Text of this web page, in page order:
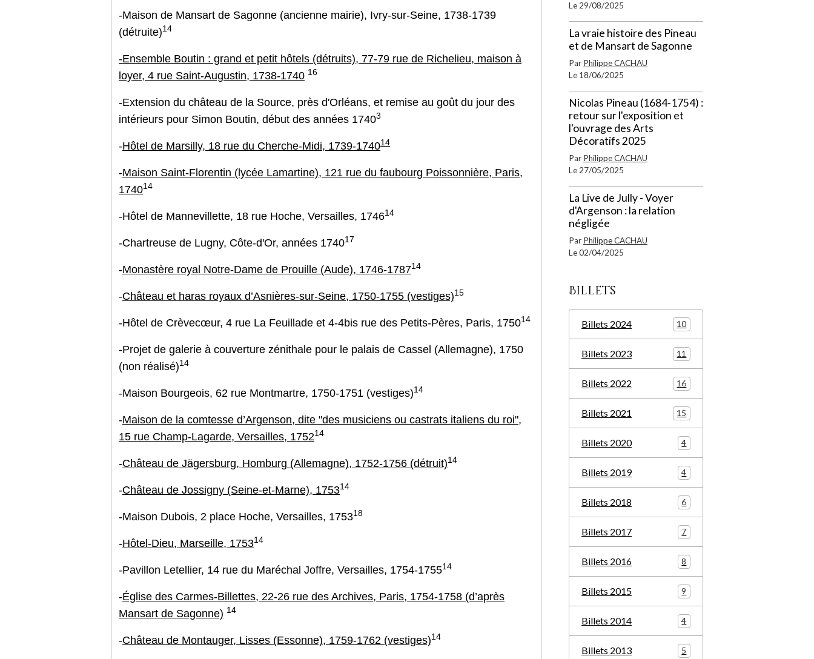
-Maison de Mansart de Sagonne (ancienne mairie), Ivry-sur-Seine, 1738-1739
(détruite)14
-Ensemble Boutin : grand et petit hôtels (détruits), 77-79 rue de Richelieu, maison à
loyer, 4 rue Saint-Augustin, 1738-1740 16
-Extension du château de la Source, près d'Orléans, et remise au goût du jour des
intérieurs pour Simon Boutin, début des années 17403
-Hôtel de Marsilly, 18 rue du Cherche-Midi, 1739-174014
-Maison Saint-Florentin (lycée Lamartine), 121 rue du faubourg Poissonnière, Paris,
174014
-Hôtel de Mannevillette, 18 rue Hoche, Versailles, 174614
-Chartreuse de Lugny, Côte-d'Or, années 174017
-Monastère royal Notre-Dame de Prouille (Aude), 1746-178714
-Château et haras royaux d’Asnières-sur-Seine, 1750-1755 (vestiges)15
-Hôtel de Crèvecœur, 4 rue La Feuillade et 4-4bis rue des Petits-Pères, Paris, 175014
-Projet de galerie à couverture zénithale pour le palais de Cassel (Allemagne), 1750
(non réalisé)14
-Maison Bourgeois, 62 rue Montmartre, 1750-1751 (vestiges)14
-Maison de la comtesse d’Argenson, dite "des musiciens ou castrats italiens du roi",
15 rue Champ-Lagarde, Versailles, 175214
-Château de Jägersburg, Homburg (Allemagne), 1752-1756 (détruit)14
-Château de Jossigny (Seine-et-Marne), 175314
-Maison Dubois, 2 place Hoche, Versailles, 175318
-Hôtel-Dieu, Marseille, 175314
-Pavillon Letellier, 14 rue du Maréchal Joffre, Versailles, 1754-175514
-Église des Carmes-Billettes, 22-26 rue des Archives, Paris, 1754-1758 (d’après
Mansart de Sagonne) 14
-Château de Montauger, Lisses (Essonne), 1759-1762 (vestiges)14
Le 29/08/2025
La vraie histoire des Pineau
et de Mansart de Sagonne
Par Philippe CACHAU
Le 18/06/2025
Nicolas Pineau (1684-1754) :
retour sur l'exposition et
l'ouvrage des Arts
Décoratifs 2025
Par Philippe CACHAU
Le 27/05/2025
La Live de Jully - Voyer
d'Argenson : la relation
négligée
Par Philippe CACHAU
Le 02/04/2025
Billets
Billets 2024 10
Billets 2023 11
Billets 2022 16
Billets 2021 15
Billets 2020 4
Billets 2019 4
Billets 2018 6
Billets 2017 7
Billets 2016 8
Billets 2015 9
Billets 2014 4
Billets 2013 5